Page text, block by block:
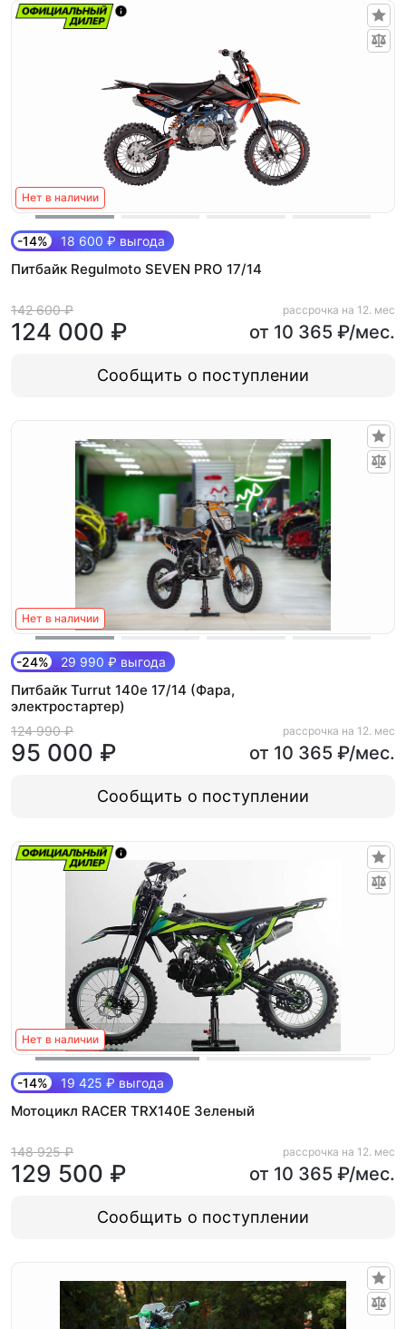
Нет в наличии
-14% 18 600 ₽ выгода
Питбайк Regulmoto SEVEN PRO 17/14
142 600 ₽
124 000 ₽
рассрочка на 12. мес
от 10 365 ₽/мес.
Сообщить о поступлении
Нет в наличии
-24% 29 990 ₽ выгода
Питбайк Turrut 140e 17/14 (Фара,
электростартер)
124 990 ₽
95 000 ₽
рассрочка на 12. мес
от 10 365 ₽/мес.
Сообщить о поступлении
Нет в наличии
-14% 19 425 ₽ выгода
Мотоцикл RACER TRX140E Зеленый
148 925 ₽
129 500 ₽
рассрочка на 12. мес
от 10 365 ₽/мес.
Сообщить о поступлении